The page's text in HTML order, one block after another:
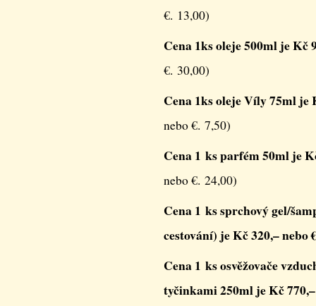
€. 13,00)
Cena 1ks oleje 500ml je Kč
€. 30,00)
Cena 1ks oleje Víly 75ml je
nebo €. 7,50)
Cena 1 ks parfém 50ml je
nebo €. 24,00)
Cena 1 ks sprchový gel/
cestování) je Kč 320,– nebo
Cena 1 ks osvěžovače
tyčinkami 250ml je Kč